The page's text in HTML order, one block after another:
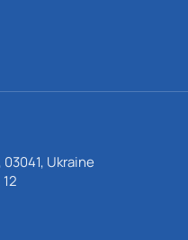
Ukraine